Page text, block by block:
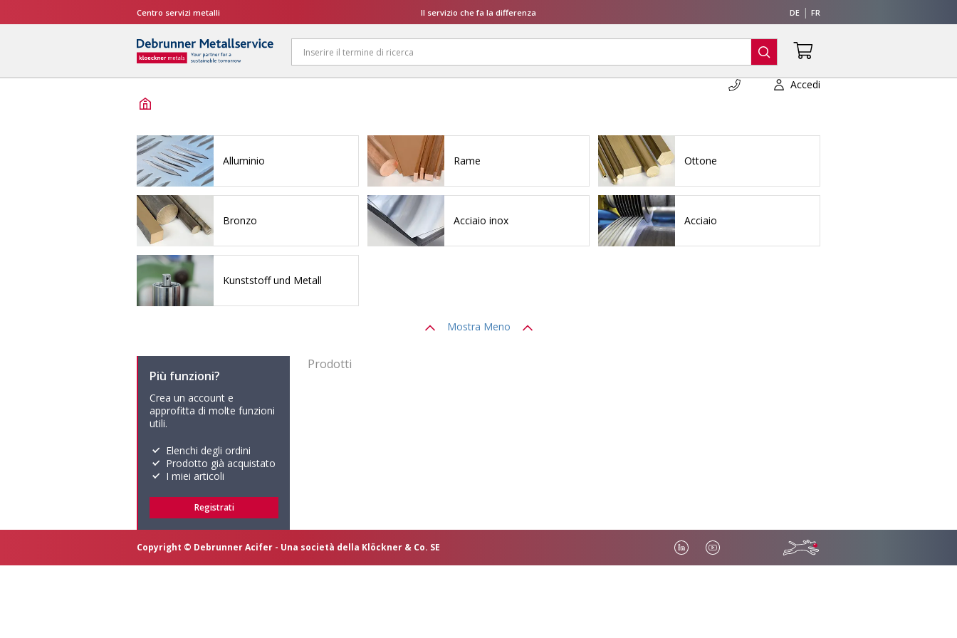
Centro servizi metalli Il servizio che fa la differenza DE FR
Accedi
Alluminio Rame Ottone
Bronzo Acciaio inox Acciaio
Kunststoff und Metall
Mostra Meno
Più funzioni?
Crea un account e
approfitta di molte funzioni
utili.
Elenchi degli ordini
Prodotto già acquistato
I miei articoli
Registrati
Prodotti
Copyright © Debrunner Acifer - Una società della Klöckner & Co. SE